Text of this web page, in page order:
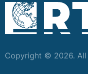
Copyright © 2026. All